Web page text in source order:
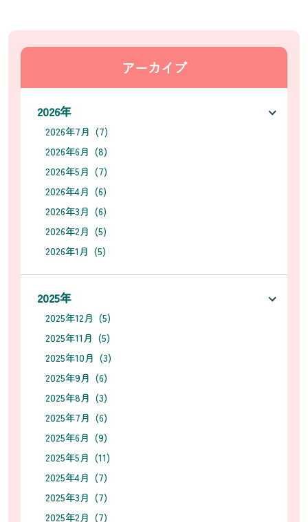
アーカイブ
2026年
2026年7月 (7)
2026年6月 (8)
2026年5月 (7)
2026年4月 (6)
2026年3月 (6)
2026年2月 (5)
2026年1月 (5)
2025年
2025年12月 (5)
2025年11月 (5)
2025年10月 (3)
2025年9月 (6)
2025年8月 (3)
2025年7月 (6)
2025年6月 (9)
2025年5月 (11)
2025年4月 (7)
2025年3月 (7)
2025年2月 (7)